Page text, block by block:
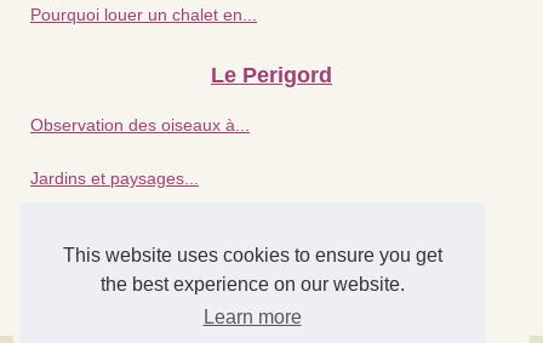
This website uses cookies to ensure you get
the best experience on our website.
Learn more
Pourquoi louer un chalet en...
Le Perigord
Observation des oiseaux à...
Jardins et paysages...
Détente assurée : séjour...